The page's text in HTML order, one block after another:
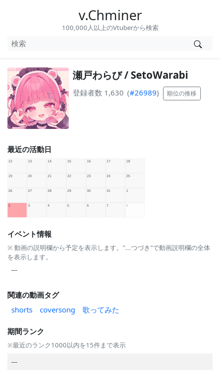
v.Chminer
100,000人以上のVtuberから検索
瀬戸わらび / SetoWarabi
登録者数 1,630 (#26989) 順位の推移
最近の活動日
イベント情報
※ 動画の説明欄から予定を表示します。"...つづき"で動画説明欄の全体
を表示します。
---
関連の動画タグ
shorts
coversong 歌ってみた
期間ランク
※最近のランク1000以内を15件まで表示
---